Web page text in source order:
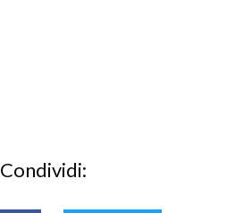
Condividi: